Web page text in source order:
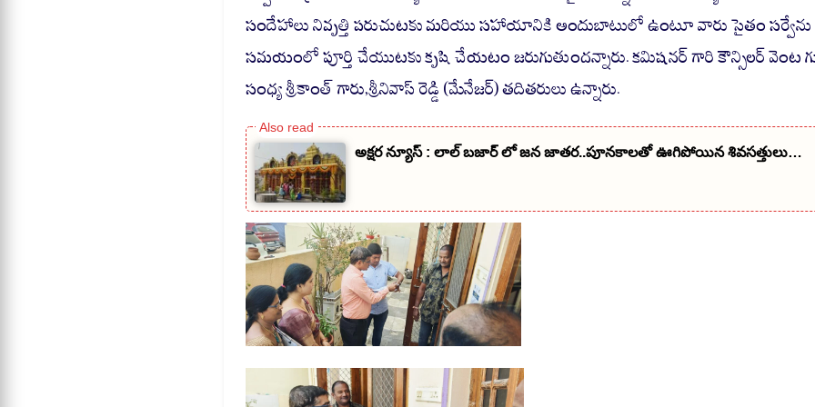
సందేహాలు నివృత్తి పరుచుటకు మరియు సహాయానికి అందుబాటులో ఉంటూ వారు సైతం సర్వేను
సమయంలో పూర్తి చేయుటకు కృషి చేయటం జరుగుతుందన్నారు. కమిషనర్ గారి కౌన్సిలర్ వెంట
సంధ్య శ్రీకాంత్ గారు,శ్రీనివాస్ రెడ్డి (మేనేజర్) తదితరులు ఉన్నారు.
అక్షర న్యూస్ : లాల్ బజార్ లో జన జాతర..పూనకాలతో ఊగిపోయిన శివసత్తులు…